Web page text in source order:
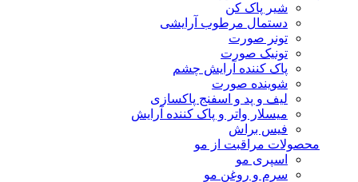
شیر پاک کن
دستمال مرطوب آرایشی
تونر صورت
تونیک صورت
پاک کننده آرایش چشم
شوینده صورت
لیف و پد و اسفنج پاکسازی
میسلار واتر و پاک کننده آرایش
فیس براش
محصولات مراقبت از مو
اسپری مو
سرم و روغن مو